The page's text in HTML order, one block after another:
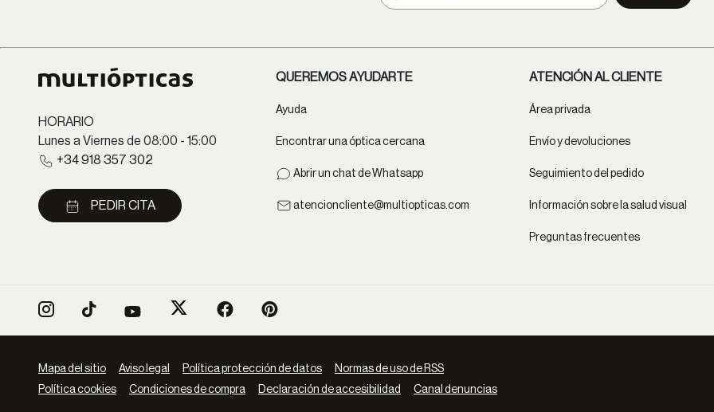
HORARIO
Lunes a Viernes de 08:00 - 15:00
+34 918 357 302
PEDIR CITA
QUEREMOS AYUDARTE
Ayuda
Encontrar una óptica cercana
Abrir un chat de Whatsapp
atencioncliente@multiopticas.com
ATENCIÓN AL CLIENTE
Área privada
Envío y devoluciones
Seguimiento del pedido
Información sobre la salud visual
Preguntas frecuentes
Mapa del sitio Aviso legal Política protección de datos
Normas de uso de RSS
Política cookies
Condiciones de compra Declaración de accesibilidad Canal denuncias